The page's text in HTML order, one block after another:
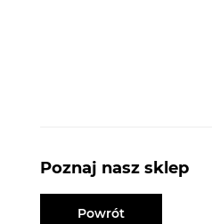
Poznaj nasz sklep
Powrót